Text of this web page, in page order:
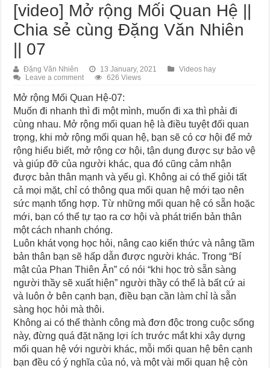
[video] Mở rộng Mối Quan Hệ ||
Chia sẻ cùng Đặng Văn Nhiên
|| 07
Đặng Văn Nhiên 13 January, 2021
Videos hay
Leave a comment
626 Views
Mở rộng Mối Quan Hệ-07:
Muốn đi nhanh thì đi một mình, muốn đi xa thì phải đi
cùng nhau. Mở rộng mối quan hệ là điều tuyệt đối quan
trọng, khi mở rộng mối quan hệ, bạn sẽ có cơ hội để mở
rộng hiểu biết, mở rộng cơ hội, tận dụng được sự bảo vệ
và giúp đỡ của người khác, qua đó cũng cảm nhận
được bản thân mạnh và yếu gì. Không ai có thể giỏi tất
cả mọi mặt, chỉ có thông qua mối quan hệ mới tạo nên
sức mạnh tổng hợp. Từ những mối quan hệ có sẵn hoặc
mới, bạn có thể tự tạo ra cơ hội và phát triển bản thân
một cách nhanh chóng.
Luôn khát vọng học hỏi, nâng cao kiến thức và nâng tầm
bản thân bạn sẽ hấp dẫn được người khác. Trong “Bí
mật của Phan Thiên Ân” có nói “khi học trò sẵn sàng
người thầy sẽ xuất hiện” người thầy có thể là bất cứ ai
và luôn ở bên cạnh bạn, điều bạn cần làm chỉ là sẵn
sàng học hỏi mà thôi.
Không ai có thể thành công mà đơn độc trong cuộc sống
này, đừng quá đặt nặng lợi ích trước mắt khi xây dựng
mối quan hệ với người khác, mỗi mối quan hệ bên cạnh
bạn đều có ý nghĩa của nó, và một vài mối quan hệ còn